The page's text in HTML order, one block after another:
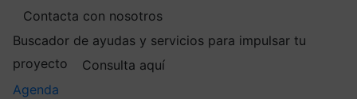
Contacta con nosotros
Buscador de ayudas y servicios para impulsar tu
proyecto
Consulta aquí
Agenda